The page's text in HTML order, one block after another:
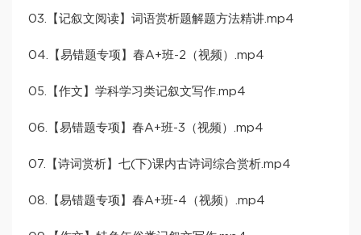
03.【记叙文阅读】词语赏析题解题方法精讲.mp4
04.【易错题专项】春A+班-2（视频）.mp4
05.【作文】学科学习类记叙文写作.mp4
06.【易错题专项】春A+班-3（视频）.mp4
07.【诗词赏析】七(下)课内古诗词综合赏析.mp4
08.【易错题专项】春A+班-4（视频）.mp4